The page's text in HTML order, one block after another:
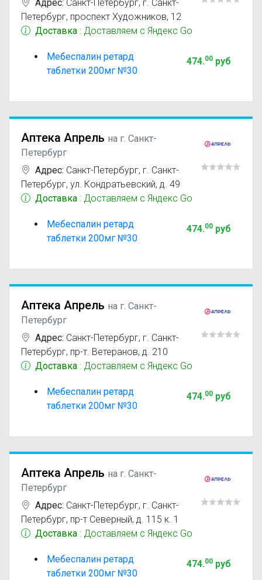
Адрес: Санкт-Петербург, г. Санкт-
Петербург, проспект Художников, 12
Доставка : Доставляем с Яндекс Go
Мебеспалин ретард
таблетки 200мг №30
474.00руб
Аптека Апрель на г. Санкт-
Петербург
Адрес: Санкт-Петербург, г. Санкт-
Петербург, ул. Кондратьевский, д. 49
Доставка : Доставляем с Яндекс Go
Мебеспалин ретард
таблетки 200мг №30
474.00руб
Аптека Апрель на г. Санкт-
Петербург
Адрес: Санкт-Петербург, г. Санкт-
Петербург, пр-т. Ветеранов, д. 210
Доставка : Доставляем с Яндекс Go
Мебеспалин ретард
таблетки 200мг №30
474.00руб
Аптека Апрель на г. Санкт-
Петербург
Адрес: Санкт-Петербург, г. Санкт-
Петербург, пр-т Северный, д. 115 к. 1
Доставка : Доставляем с Яндекс Go
Мебеспалин ретард
таблетки 200мг №30
474.00руб